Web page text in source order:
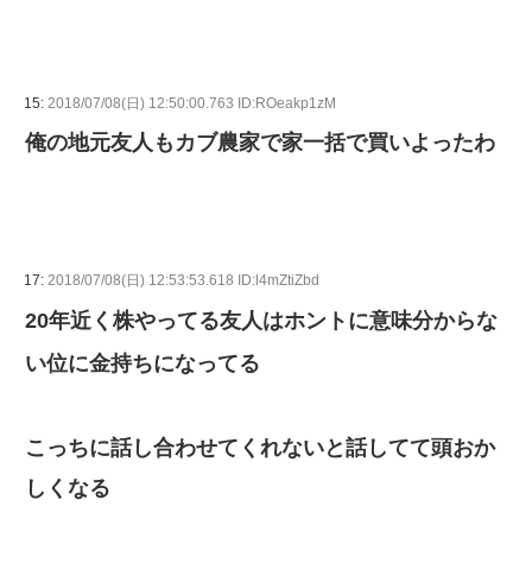
15: 2018/07/08(日) 12:50:00.763 ID:ROeakp1zM
俺の地元友人もカブ農家で家一括で買いよったわ
17: 2018/07/08(日) 12:53:53.618 ID:l4mZtiZbd
20年近く株やってる友人はホントに意味分からな
い位に金持ちになってる
こっちに話し合わせてくれないと話してて頭おか
しくなる